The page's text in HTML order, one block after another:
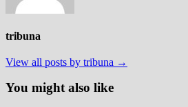
tribuna
View all posts by tribuna →
You might also like